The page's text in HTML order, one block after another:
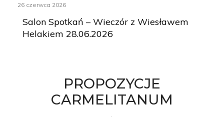
26 czerwca 2026
Salon Spotkań – Wieczór z Wiesławem
Helakiem 28.06.2026
PROPOZYCJE
CARMELITANUM